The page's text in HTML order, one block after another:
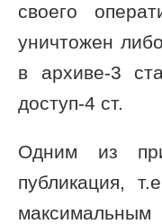
своего
уничтожен
в архиве-3
доступ-4 ст.
Одним из
публикация,